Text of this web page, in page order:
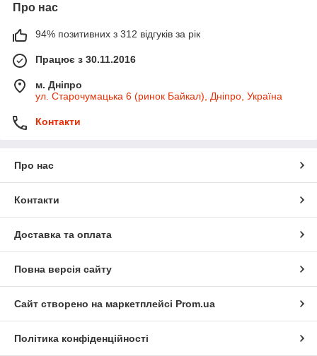
Про нас
94% позитивних з 312 відгуків за рік
Працює з 30.11.2016
м. Дніпро
ул. Старочумацька 6 (ринок Байкал), Дніпро, Україна
Контакти
Про нас
Контакти
Доставка та оплата
Повна версія сайту
Сайт створено на маркетплейсі Prom.ua
Політика конфіденційності